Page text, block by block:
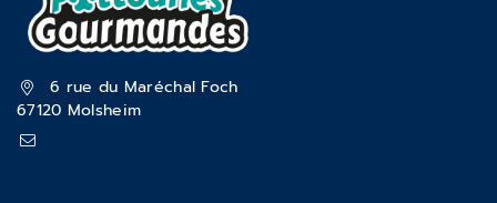
6 rue du Maréchal Foch
67120 Molsheim